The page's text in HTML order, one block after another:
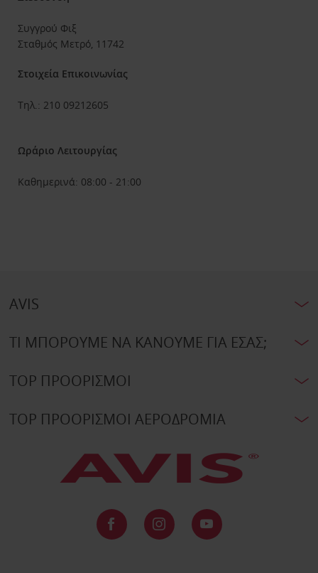
Συγγρού Φιξ
Σταθμός Μετρό, 11742
Στοιχεία Επικοινωνίας
Τηλ.: 210 09212605
Ωράριο Λειτουργίας
Καθημερινά: 08:00 - 21:00
AVIS
ΤΙ ΜΠΟΡΟΥΜΕ ΝΑ ΚΑΝΟΥΜΕ ΓΙΑ ΕΣΑΣ;
TOP ΠΡΟΟΡΙΣΜΟΙ
TOP ΠΡΟΟΡΙΣΜΟΙ ΑΕΡΟΔΡΟΜΙΑ